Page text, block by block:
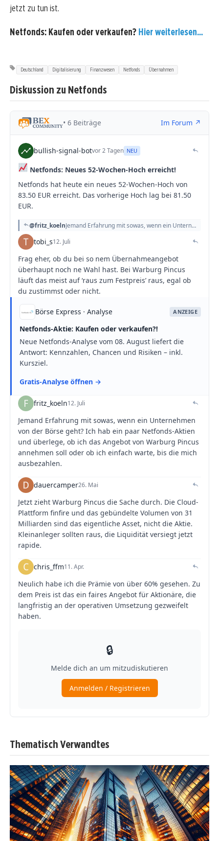
jetzt zu tun ist.
Netfonds: Kaufen oder verkaufen? Hier weiterlesen...
Deutschland Digitalisierung Finanzwesen Netfonds Übernahmen
Diskussion zu Netfonds
Thematisch Verwandtes